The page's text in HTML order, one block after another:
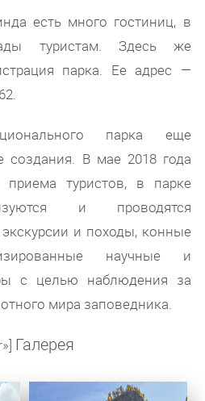
есть много гостиниц, в
туристам. Здесь же
парка. Ее адрес —
парка еще
создания. В мае 2018 года
туристов, в парке
и проводятся
и походы, конные
научные и
с целью наблюдения за
мира заповедника.
Галерея